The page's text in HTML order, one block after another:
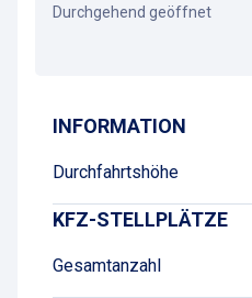
Durchgehend geöffnet
INFORMATION
Durchfahrtshöhe
KFZ-STELLPLÄTZE
Gesamtanzahl